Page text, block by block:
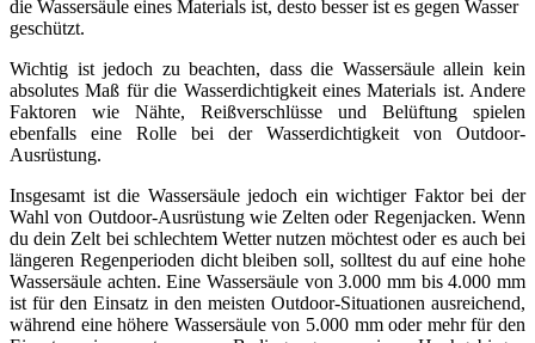
die Wassersäule eines Materials ist, desto besser ist es gegen Wasser
geschützt.
Wichtig ist jedoch zu beachten, dass die Wassersäule allein kein
absolutes Maß für die Wasserdichtigkeit eines Materials ist. Andere
Faktoren wie Nähte, Reißverschlüsse und Belüftung spielen
ebenfalls eine Rolle bei der Wasserdichtigkeit von Outdoor-
Ausrüstung.
Insgesamt ist die Wassersäule jedoch ein wichtiger Faktor bei der
Wahl von Outdoor-Ausrüstung wie Zelten oder Regenjacken. Wenn
du dein Zelt bei schlechtem Wetter nutzen möchtest oder es auch bei
längeren Regenperioden dicht bleiben soll, solltest du auf eine hohe
Wassersäule achten. Eine Wassersäule von 3.000 mm bis 4.000 mm
ist für den Einsatz in den meisten Outdoor-Situationen ausreichend,
während eine höhere Wassersäule von 5.000 mm oder mehr für den